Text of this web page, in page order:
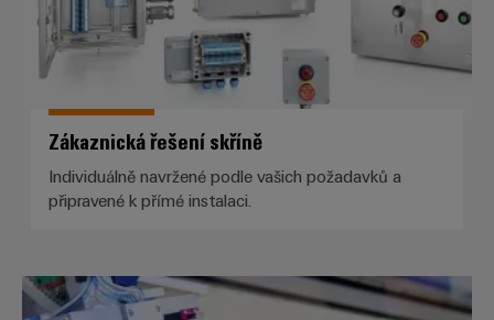
Zákaznická řešení skříně
Individuálně navržené podle vašich požadavků a
připravené k přímé instalaci.
Sestavené nosné lišty